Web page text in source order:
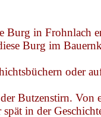
Burg in Frohnlach
Burg im
oder
Butzenstirn.
in der